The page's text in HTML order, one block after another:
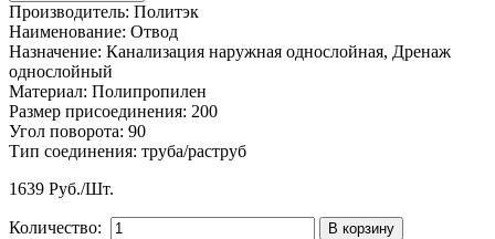
Производитель: Политэк
Наименование: Отвод
Назначение: Канализация наружная однослойная, Дренаж
однослойный
Материал: Полипропилен
Размер присоединения: 200
Угол поворота: 90
Тип соединения: труба/раструб
1639 Руб./Шт.
Количество: